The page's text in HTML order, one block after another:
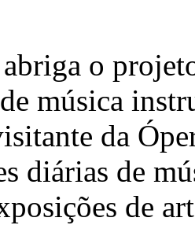
o
música
da
diárias de
de